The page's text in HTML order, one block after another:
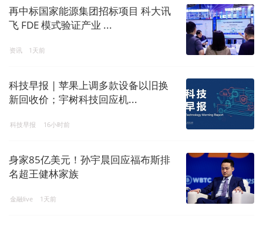
再中标国家能源集团招标项目 科大讯
飞 FDE 模式验证产业 ...
资讯 1天前
科技早报 | 苹果上调多款设备以旧换
新回收价；宇树科技回应机...
科技早报 16小时前
身家85亿美元！孙宇晨回应福布斯排
名超王健林家族
金融live 1天前